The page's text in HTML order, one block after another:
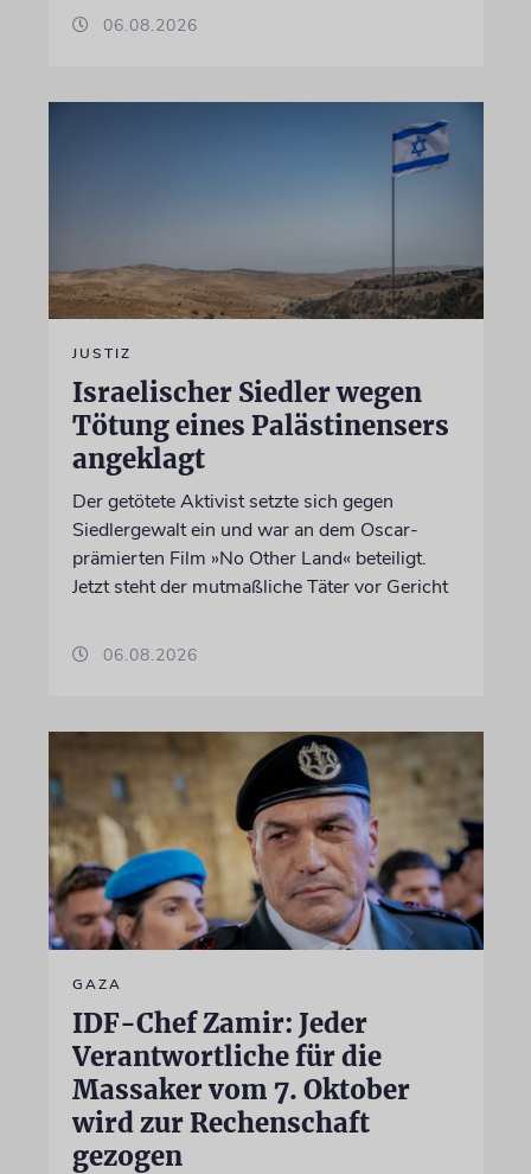
06.08.2026
JUSTIZ
Israelischer Siedler wegen
Tötung eines Palästinensers
angeklagt
Der getötete Aktivist setzte sich gegen
Siedlergewalt ein und war an dem Oscar-
prämierten Film »No Other Land« beteiligt.
Jetzt steht der mutmaßliche Täter vor Gericht
06.08.2026
GAZA
IDF-Chef Zamir: Jeder
Verantwortliche für die
Massaker vom 7. Oktober
wird zur Rechenschaft
gezogen